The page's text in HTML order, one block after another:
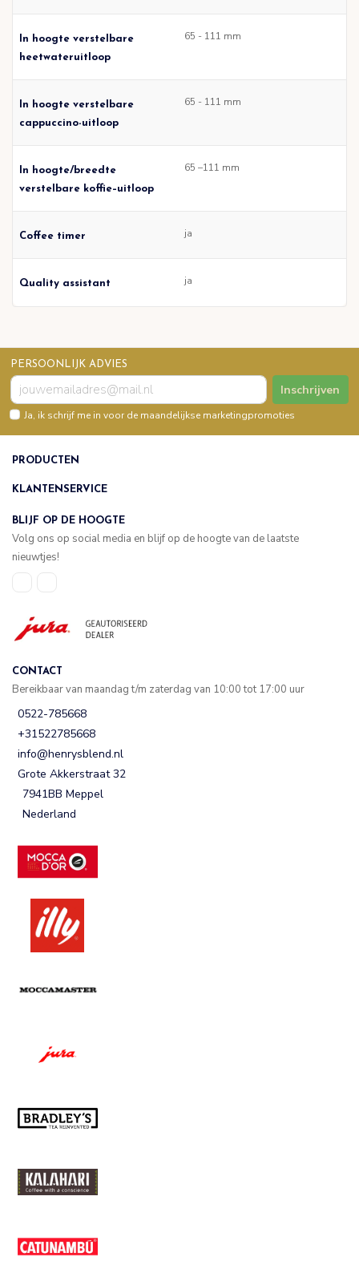
In hoogte verstelbare
heetwateruitloop
65 - 111 mm
In hoogte verstelbare
cappuccino-uitloop
65 - 111 mm
In hoogte/breedte
verstelbare koffie–uitloop
65 –111 mm
Coffee timer ja
Quality assistant ja
PERSOONLIJK ADVIES
Inschrijven
Ja, ik schrijf me in voor de maandelijkse marketingpromoties
PRODUCTEN
KLANTENSERVICE
BLIJF OP DE HOOGTE
Volg ons op social media en blijf op de hoogte van de laatste
nieuwtjes!
CONTACT
Bereikbaar van maandag t/m zaterdag van 10:00 tot 17:00 uur
0522-785668
+31522785668
info@henrysblend.nl
Grote Akkerstraat 32
7941BB Meppel
Nederland